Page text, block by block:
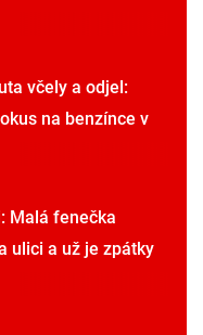
včely a odjel:
na benzínce v
Malá fenečka
ulici a už je zpátky